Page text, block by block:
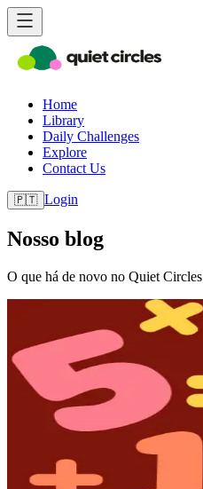
Home
Library
Daily Challenges
Explore
Contact Us
🇵🇹 Login
Nosso blog
O que há de novo no Quiet Circles